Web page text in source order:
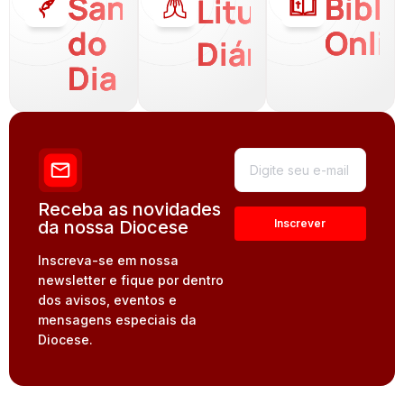
do
Dia
Liturgia
Diária
Receba as novidades
da nossa Diocese
Inscreva-se em nossa
newsletter e fique por dentro
dos avisos, eventos e
mensagens especiais da
Diocese.